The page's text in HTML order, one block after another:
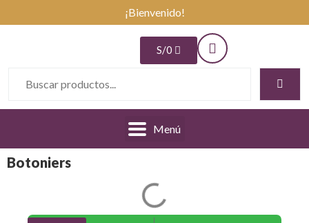
¡Bienvenido!
S/0
Menú
Botoniers